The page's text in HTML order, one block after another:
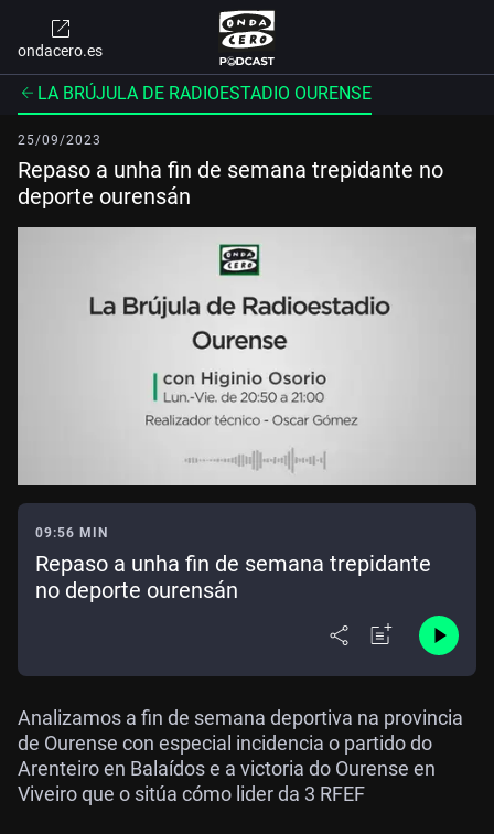
ondacero.es
LA BRÚJULA DE RADIOESTADIO OURENSE
25/09/2023
Repaso a unha fin de semana trepidante no
deporte ourensán
09:56 MIN
Repaso a unha fin de semana trepidante
no deporte ourensán
Analizamos a fin de semana deportiva na provincia
de Ourense con especial incidencia o partido do
Arenteiro en Balaídos e a victoria do Ourense en
Viveiro que o sitúa cómo lider da 3 RFEF